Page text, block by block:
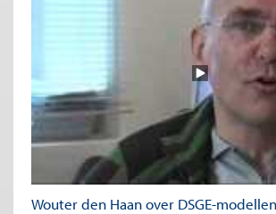
Wouter den Haan over DSGE-modellen